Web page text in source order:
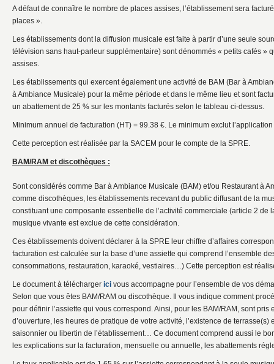
A défaut de connaître le nombre de places assises, l’établissement sera
places ».
Les établissements dont la diffusion musicale est faite à partir d’une seule
télévision sans haut-parleur supplémentaire) sont dénommés « petits cafés »
assises.
Les établissements qui exercent également une activité de BAM (Bar à
à Ambiance Musicale) pour la même période et dans le même lieu et sont
un abattement de 25 % sur les montants facturés selon le tableau ci-dessus.
Minimum annuel de facturation (HT) = 99.38 €. Le minimum exclut
Cette perception est réalisée par la SACEM pour le compte de la SPRE.
BAM/RAM et discothèques :
Sont considérés comme Bar à Ambiance Musicale (BAM) et/ou Restaurant à
comme discothèques, les établissements recevant du public diffusant de la
constituant une composante essentielle de l’activité commerciale (article 2 de
musique vivante est exclue de cette considération.
Ces établissements doivent déclarer à la SPRE leur chiffre d’affaires
facturation est calculée sur la base d’une assiette qui comprend l’ensemble
consommations, restauration, karaoké, vestiaires…) Cette perception est
Le document à télécharger ici vous accompagne pour l’ensemble de vos
Selon que vous êtes BAM/RAM ou discothèque. Il vous indique comment
pour définir l’assiette qui vous correspond. Ainsi, pour les BAM/RAM, sont pris
d’ouverture, les heures de pratique de votre activité, l’existence de terrasse(s)
saisonnier ou libertin de l’établissement… Ce document comprend aussi le
les explications sur la facturation, mensuelle ou annuelle, les abattements